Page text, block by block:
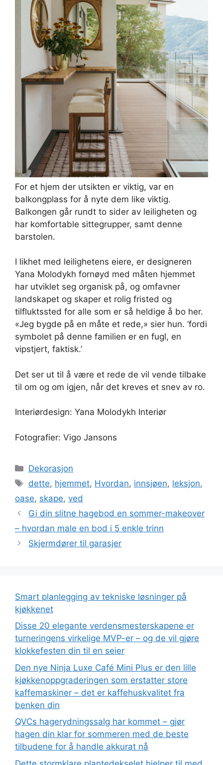
For et hjem der utsikten er viktig, var en
balkongplass for å nyte dem like viktig.
Balkongen går rundt to sider av leiligheten og
har komfortable sittegrupper, samt denne
barstolen.
I likhet med leilighetens eiere, er designeren
Yana Molodykh fornøyd med måten hjemmet
har utviklet seg organisk på, og omfavner
landskapet og skaper et rolig fristed og
tilfluktssted for alle som er så heldige å bo her.
«Jeg bygde på en måte et rede,» sier hun. ‘fordi
symbolet på denne familien er en fugl, en
vipstjert, faktisk.’
Det ser ut til å være et rede de vil vende tilbake
til om og om igjen, når det kreves et snev av ro.
Interiørdesign: Yana Molodykh Interiør
Fotografier: Vigo Jansons
Kategorier
Dekorasjon
Stikkord
dette, hjemmet, Hvordan, innsjøen, leksjon,
oase, skape, ved
Gi din slitne hagebod en sommer-makeover
– hvordan male en bod i 5 enkle trinn
Skjermdører til garasjer
Smart planlegging av tekniske løsninger på
kjøkkenet
Disse 20 elegante verdensmesterskapene er
turneringens virkelige MVP-er – og de vil gjøre
klokkefesten din til en seier
Den nye Ninja Luxe Café Mini Plus er den lille
kjøkkenoppgraderingen som erstatter store
kaffemaskiner – det er kaffehuskvalitet fra
benken din
QVCs hagerydningssalg har kommet – gjør
hagen din klar for sommeren med de beste
tilbudene for å handle akkurat nå